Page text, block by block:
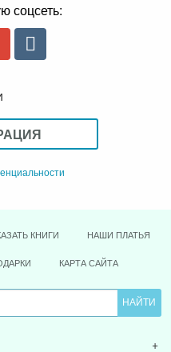
соцсеть:
КНИГИ НАШИ ПЛАТЬЯ
КАРТА САЙТА